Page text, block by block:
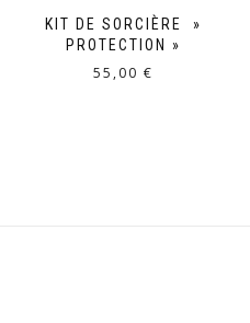
KIT DE SORCIÈRE »
PROTECTION »
55,00 €